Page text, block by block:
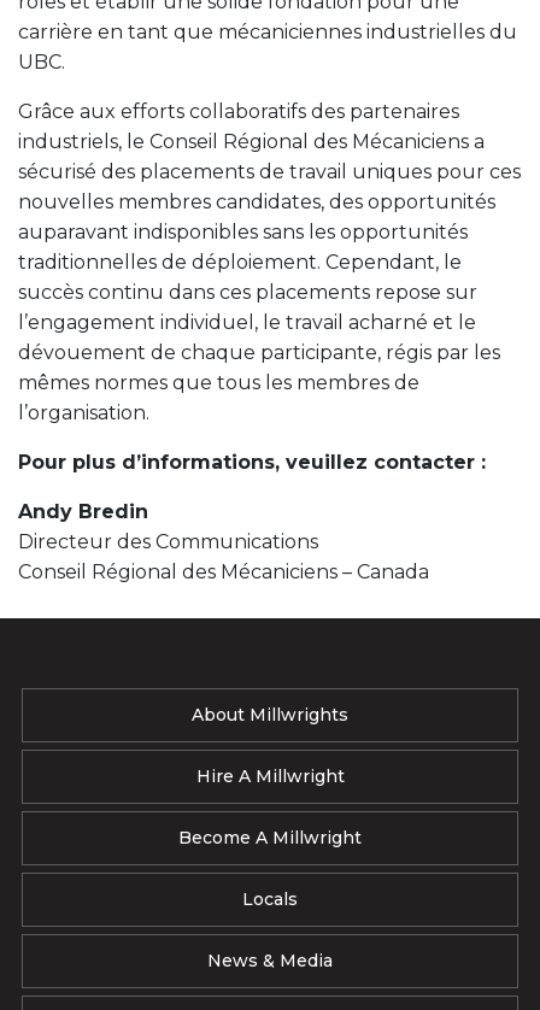
carrière en tant que mécaniciennes industrielles du
UBC.
Grâce aux efforts collaboratifs des partenaires
industriels, le Conseil Régional des Mécaniciens a
sécurisé des placements de travail uniques pour ces
nouvelles membres candidates, des opportunités
auparavant indisponibles sans les opportunités
traditionnelles de déploiement. Cependant, le
succès continu dans ces placements repose sur
l’engagement individuel, le travail acharné et le
dévouement de chaque participante, régis par les
mêmes normes que tous les membres de
l’organisation.
Pour plus d’informations, veuillez contacter :
Andy Bredin
Directeur des Communications
Conseil Régional des Mécaniciens – Canada
About Millwrights
Hire A Millwright
Become A Millwright
Locals
News & Media